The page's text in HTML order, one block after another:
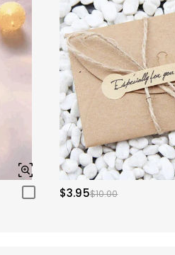
$3.95$10.00